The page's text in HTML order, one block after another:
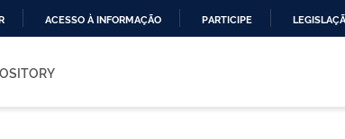
ACESSO À INFORMAÇÃO PARTICIPE